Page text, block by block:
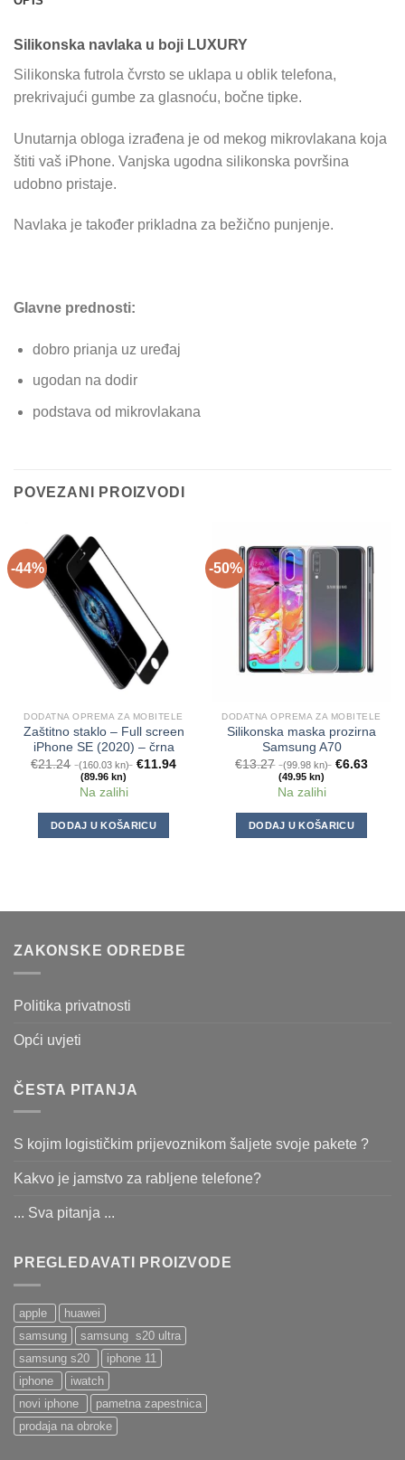
Silikonska navlaka u boji LUXURY
Silikonska futrola čvrsto se uklapa u oblik telefona,
prekrivajući gumbe za glasnoću, bočne tipke.
Unutarnja obloga izrađena je od mekog mikrovlakana koja
štiti vaš iPhone. Vanjska ugodna silikonska površina
udobno pristaje.
Navlaka je također prikladna za bežično punjenje.
Glavne prednosti:
dobro prianja uz uređaj
ugodan na dodir
podstava od mikrovlakana
POVEZANI PROIZVODI
-44%
DODATNA OPREMA ZA MOBITELE
Zaštitno staklo – Full screen
iPhone SE (2020) – črna
€21.24 (160.03 kn) €11.94
(89.96 kn)
Na zalihi
DODAJ U KOŠARICU
-50%
DODATNA OPREMA ZA MOBITELE
Silikonska maska prozirna
Samsung A70
€13.27 (99.98 kn) €6.63
(49.95 kn)
Na zalihi
DODAJ U KOŠARICU
ZAKONSKE ODREDBE
Politika privatnosti
Opći uvjeti
ČESTA PITANJA
S kojim logističkim prijevoznikom šaljete svoje pakete ?
Kakvo je jamstvo za rabljene telefone?
... Sva pitanja ...
PREGLEDAVATI PROIZVODE
apple
huawei
samsung
samsung s20 ultra
samsung s20
iphone 11
iphone
iwatch
novi iphone
pametna zapestnica
prodaja na obroke